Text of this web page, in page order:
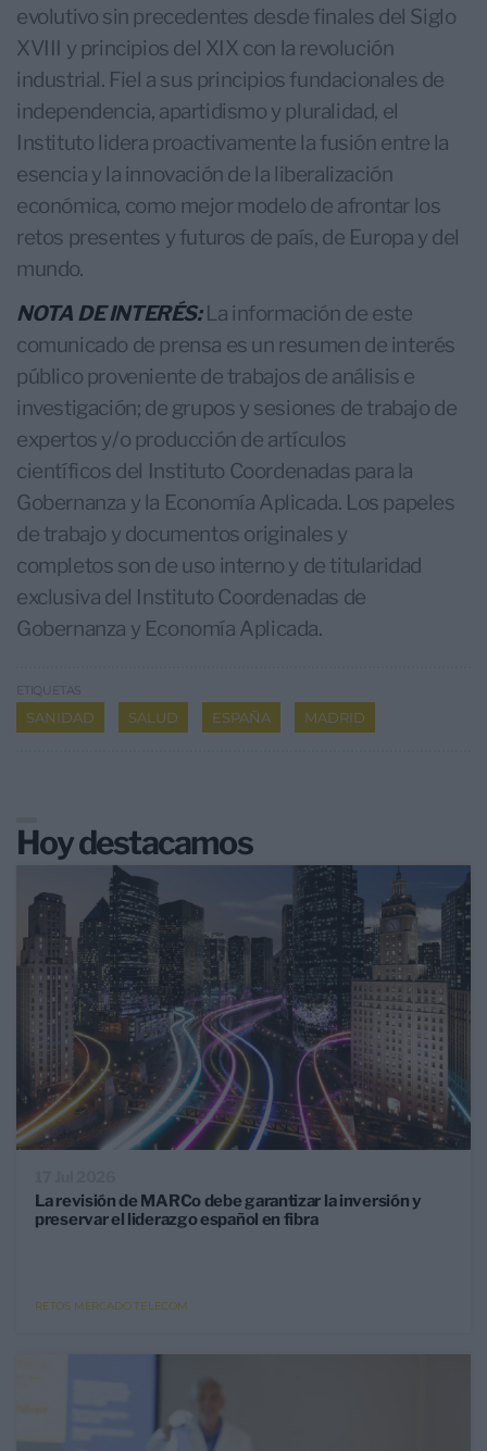
evolutivo sin precedentes desde finales del Siglo
XVIII y principios del XIX con la revolución
industrial. Fiel a sus principios fundacionales de
independencia, apartidismo y pluralidad, el
Instituto lidera proactivamente la fusión entre la
esencia y la innovación de la liberalización
económica, como mejor modelo de afrontar los
retos presentes y futuros de país, de Europa y del
mundo.
NOTA DE INTERÉS:La información de este
comunicado de prensa es un resumen de interés
público proveniente de trabajos de análisis e
investigación; de grupos y sesiones de trabajo de
expertos y/o producción de artículos
científicos del Instituto Coordenadas para la
Gobernanza y la Economía Aplicada. Los papeles
de trabajo y documentos originales y
completos son de uso interno y de titularidad
exclusiva del Instituto Coordenadas de
Gobernanza y Economía Aplicada.
SANIDAD SALUD ESPAÑA MADRID
Hoy destacamos
La revisión de MARCo debe garantizar la inversión y
preservar el liderazgo español en fibra
RETOS MERCADO TELECOM